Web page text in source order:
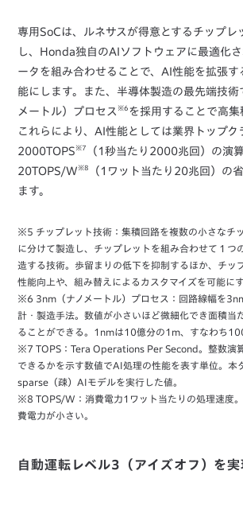
専用SoCは、ルネサスが得意とするチップレ
し、Honda独自のAIソフトウェアに最適化
ータを組み合わせることで、AI性能を拡張す
能にします。また、半導体製造の最先端技術
メートル）プロセス ※6 を採用することで高集
これらにより、AI性能としては業界トップク
2000TOPS ※7
（1秒当たり2000兆回）の演
20TOPS/W ※8
（1ワット当たり20兆回）の
ます。
※5 チップレット技術：集積回路を複数の小さなチ
に分けて製造し、チップレットを組み合わせて１つ
造する技術。歩留まりの低下を抑制するほか、チッ
性能向上や、組み替えによるカスタマイズを可能にす
※6 3nm（ナノメートル）プロセス：回路線幅を
計・製造手法。数値が小さいほど微細化でき面積当
ることができる。1nmは10億分の1m、すなわち
※7 TOPS：Tera Operations Per Second。整数演
できるかを示す数値でAI処理の性能を表す単位。本
sparse（疎）AIモデルを実行した値。
※8 TOPS/W：消費電力1ワット当たりの処理速度
費電力が小さい。
自動運転レベル3（アイズオフ）を